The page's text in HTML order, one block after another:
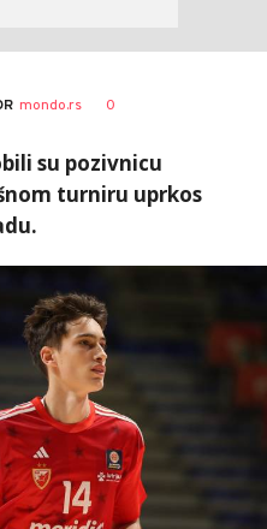
mondo.rs 0
su pozivnicu
turniru uprkos